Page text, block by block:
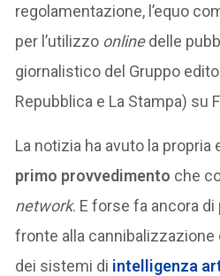
regolamentazione, l’equo
per l’utilizzo onlinedelle
giornalistico del Gruppo
Repubblica e La Stampa) su
La notizia ha avuto la
primo provvedimento che
network. E forse fa ancora
fronte alla cannibalizzazione
dei sistemi di intelligenza